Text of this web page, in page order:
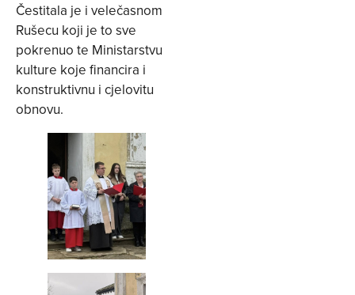
Čestitala je i velečasnom
Rušecu koji je to sve
pokrenuo te Ministarstvu
kulture koje financira i
konstruktivnu i cjelovitu
obnovu.